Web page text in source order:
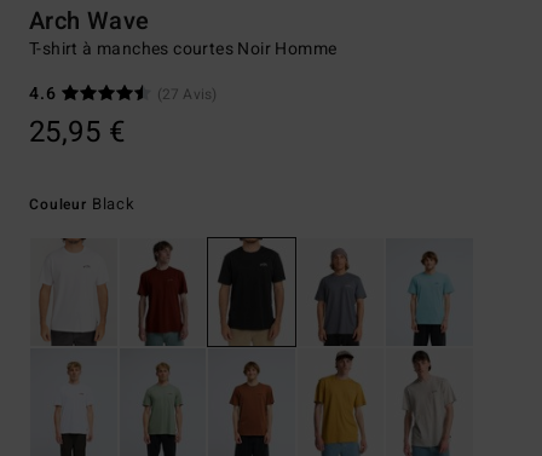
Arch Wave
T-shirt à manches courtes Noir Homme
4.6
(27 Avis)
25,95 €
Couleur Black